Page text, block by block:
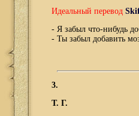
Идеальный перевод
- Я забыл что-нибудь
- Ты забыл добавить
3.
Т. Г.